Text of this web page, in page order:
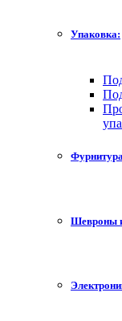
Упаковка:
Шевроны